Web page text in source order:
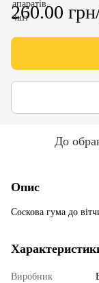
260.00
До
Опис
Соскова гума до
Виробник